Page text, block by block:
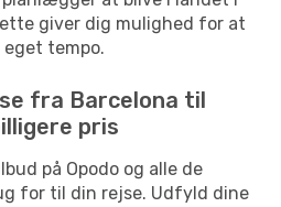
giver dig mulighed for at
tempo.
fra Barcelona til
pris
på Opodo og alle de
for til din rejse. Udfyld dine